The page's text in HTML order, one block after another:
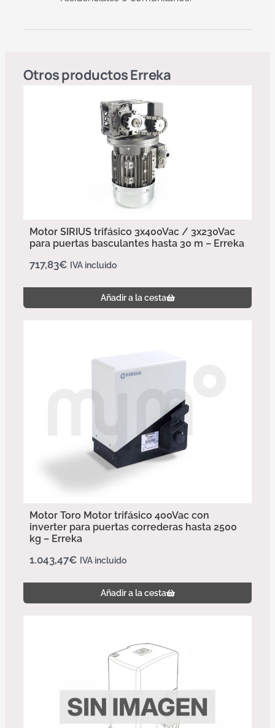
Otros productosErreka
Motor SIRIUS trifásico 3x400Vac / 3x230Vac
para puertas basculantes hasta 30 m – Erreka
717,83€ IVA incluido
Añadir a la cesta
Motor Toro Motor trifásico 400Vac con
inverter para puertas correderas hasta 2500
kg – Erreka
1.043,47€ IVA incluido
Añadir a la cesta